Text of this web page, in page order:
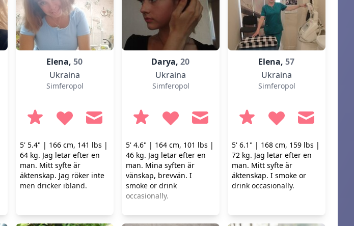
Elena,50
Ukraina
Simferopol
5' 5.4" | 166 cm, 141 lbs |
64 kg. Jag letar efter en
man. Mitt syfte är
äktenskap. Jag röker inte
men dricker ibland.
Darya,20
Ukraina
Simferopol
5' 4.6" | 164 cm, 101 lbs |
46 kg. Jag letar efter en
man. Mina syften är
vänskap, brevvän. I
smoke or drink
occasionally.
Elena,57
Ukraina
Simferopol
5' 6.1" | 168 cm, 159 lbs |
72 kg. Jag letar efter en
man. Mitt syfte är
äktenskap. I smoke or
drink occasionally.